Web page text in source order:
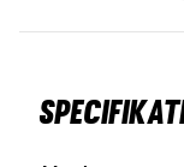
belastningen og